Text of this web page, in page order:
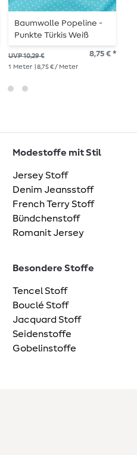
Baumwolle Popeline -
Punkte Türkis Weiß
UVP 10,29 € 8,75 € *
1 Meter | 8,75 € / Meter
Modestoffe mit Stil
Jersey Stoff
Denim Jeansstoff
French Terry Stoff
Bündchenstoff
Romanit Jersey
Besondere Stoffe
Tencel Stoff
Bouclé Stoff
Jacquard Stoff
Seidenstoffe
Gobelinstoffe